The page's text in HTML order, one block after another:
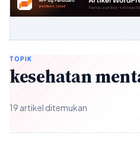
TOPIK
kesehatan
19 artikel ditemukan